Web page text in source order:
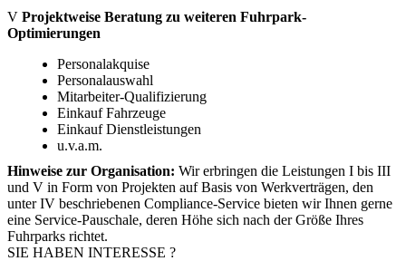
V Projektweise Beratung zu weiteren Fuhrpark-
Optimierungen
Personalakquise
Personalauswahl
Mitarbeiter-Qualifizierung
Einkauf Fahrzeuge
Einkauf Dienstleistungen
u.v.a.m.
Hinweise zur Organisation: Wir erbringen die Leistungen I bis III
und V in Form von Projekten auf Basis von Werkverträgen, den
unter IV beschriebenen Compliance-Service bieten wir Ihnen gerne
eine Service-Pauschale, deren Höhe sich nach der Größe Ihres
Fuhrparks richtet.
SIE HABEN INTERESSE ?